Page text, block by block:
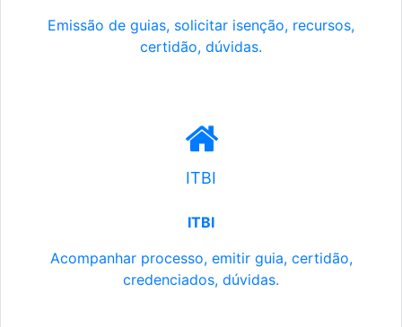
Emissão de guias, solicitar isenção, recursos,
certidão, dúvidas.
ITBI
ITBI
Acompanhar processo, emitir guia, certidão,
credenciados, dúvidas.